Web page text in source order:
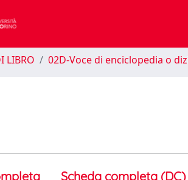
LIBRO 02D-Voce di enciclopedia o
Scheda completa (DC)